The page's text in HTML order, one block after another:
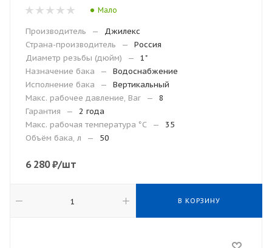
Мало
Производитель —
Джилекс
Страна-производитель
—
Россия
Диаметр резьбы (дюйм)
—
1"
Назначение бака
—
Водоснабжение
Исполнение бака
—
Вертикальный
Макс. рабочее давление, Bar
—
8
Гарантия
—
2 года
Макc. рабочая температура °С
—
35
Объём бака, л
— 50
6 280₽/шт
В КОРЗИНУ